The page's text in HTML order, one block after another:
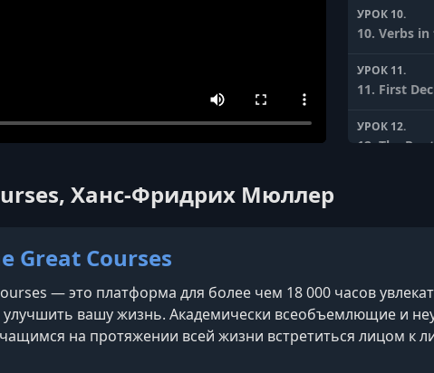
УРОК 10.
10. Verbs
УРОК 11.
11. First
УРОК 12.
12. The
УРОК 15.
15.
Ханс-Фридрих Мюллер
Great Courses
— это платформа для более чем 18 000 часов
вашу жизнь. Академически всеобъемлющие и
на протяжении всей жизни встретиться лицом к